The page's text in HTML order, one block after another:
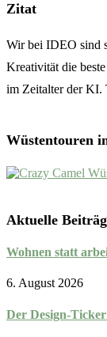
Zitat
Wir bei IDEO sind
Kreativität die
im Zeitalter der KI.
Wüstentouren
Aktuelle
Wohnen statt
6. August 2026
Der Design-